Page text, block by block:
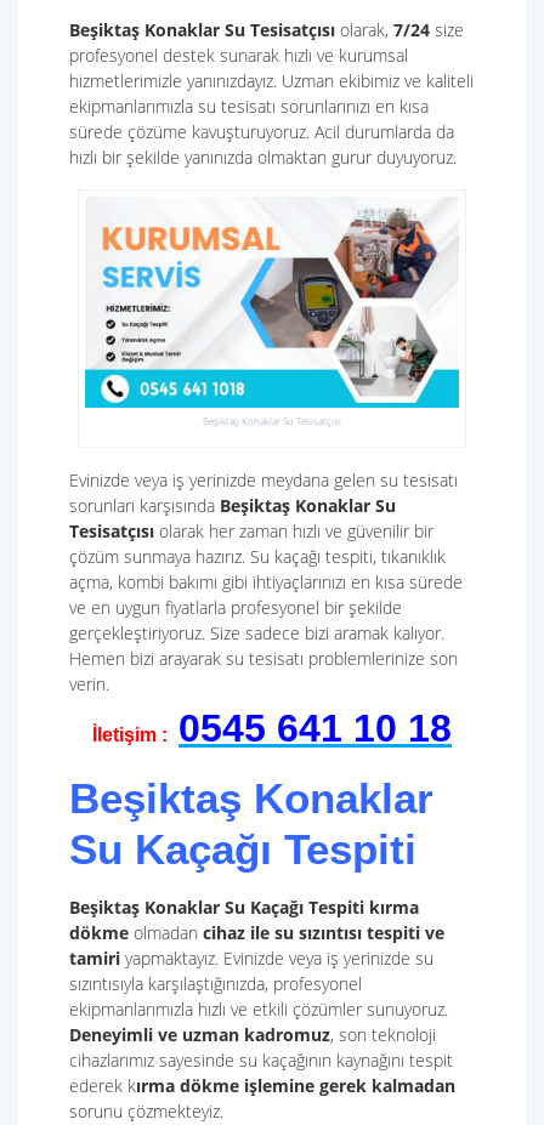
Beşiktaş Konaklar Su Tesisatçısı olarak, 7/24 size
profesyonel destek sunarak hızlı ve kurumsal
hizmetlerimizle yanınızdayız. Uzman ekibimiz ve kaliteli
ekipmanlarımızla su tesisatı sorunlarınızı en kısa
sürede çözüme kavuşturuyoruz. Acil durumlarda da
hızlı bir şekilde yanınızda olmaktan gurur duyuyoruz.
Beşiktaş Konaklar Su Tesisatçısı
Evinizde veya iş yerinizde meydana gelen su tesisatı
sorunları karşısında Beşiktaş Konaklar Su
Tesisatçısı olarak her zaman hızlı ve güvenilir bir
çözüm sunmaya hazırız. Su kaçağı tespiti, tıkanıklık
açma, kombi bakımı gibi ihtiyaçlarınızı en kısa sürede
ve en uygun fiyatlarla profesyonel bir şekilde
gerçekleştiriyoruz. Size sadece bizi aramak kalıyor.
Hemen bizi arayarak su tesisatı problemlerinize son
verin.
İletişim : 0545 641 10 18
Beşiktaş Konaklar
Su Kaçağı Tespiti
Beşiktaş Konaklar Su Kaçağı Tespiti kırma
dökme olmadan cihaz ile su sızıntısı tespiti ve
tamiri yapmaktayız. Evinizde veya iş yerinizde su
sızıntısıyla karşılaştığınızda, profesyonel
ekipmanlarımızla hızlı ve etkili çözümler sunuyoruz.
Deneyimli ve uzman kadromuz, son teknoloji
cihazlarımız sayesinde su kaçağının kaynağını tespit
ederek kırma dökme işlemine gerek kalmadan
sorunu çözmekteyiz.